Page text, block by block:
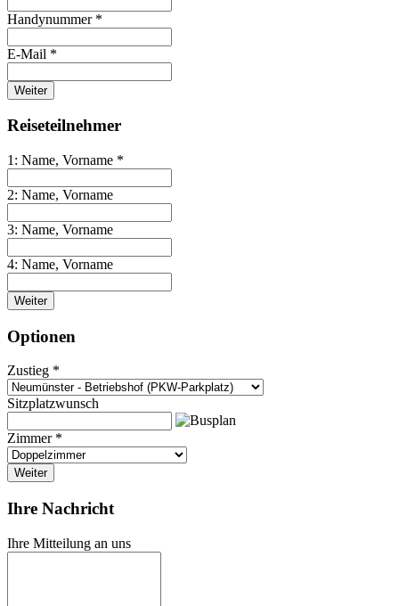
Handynummer *
E-Mail *
Weiter
Reiseteilnehmer
1: Name, Vorname *
2: Name, Vorname
3: Name, Vorname
4: Name, Vorname
Weiter
Optionen
Zustieg *
Sitzplatzwunsch
Zimmer *
Weiter
Ihre Nachricht
Ihre Mitteilung an uns